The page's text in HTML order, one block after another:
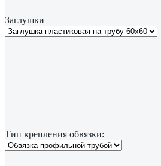
Заглушки
Тип крепления обвязки: